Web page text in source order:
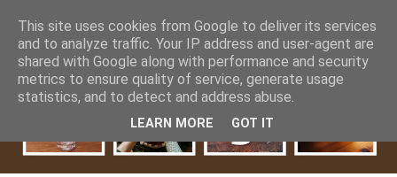
This site uses cookies from Google to deliver its services
and to analyze traffic. Your IP address and user-agent are
shared with Google along with performance and security
metrics to ensure quality of service, generate usage
statistics, and to detect and address abuse.
LEARN MORE GOT IT